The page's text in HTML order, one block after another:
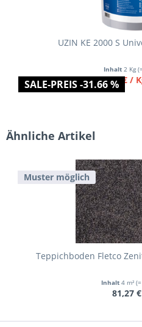
SALE-PREIS -31.66 %
UZIN KE 2000 S
Inhalt 2 Kg
ab 13,45 € /
Ähnliche Artikel
Muster möglich
Teppichboden Fletco
Inhalt 4 m²
81,27